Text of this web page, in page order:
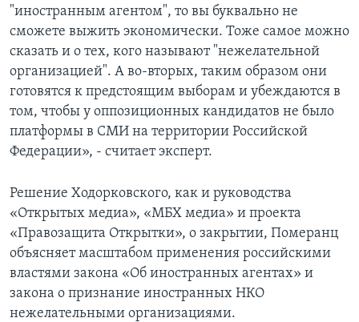
"иностранным агентом", то вы буквально не
сможете выжить экономически. Тоже самое можно
сказать и о тех, кого называют "нежелательной
организацией". А во-вторых, таким образом они
готовятся к предстоящим выборам и убеждаются в
том, чтобы у оппозиционных кандидатов не было
платформы в СМИ на территории Российской
Федерации», - считает эксперт.
Решение Ходoрковского, как и руководства
«Открытых медиа», «МБХ медиа» и проекта
«Правозащита Открытки», о закрытии, Померанц
объясняет масштабом применения российскими
властями закона «Об иностранных агентах» и
закона о признание иностранных НКО
нежелательными организациями.